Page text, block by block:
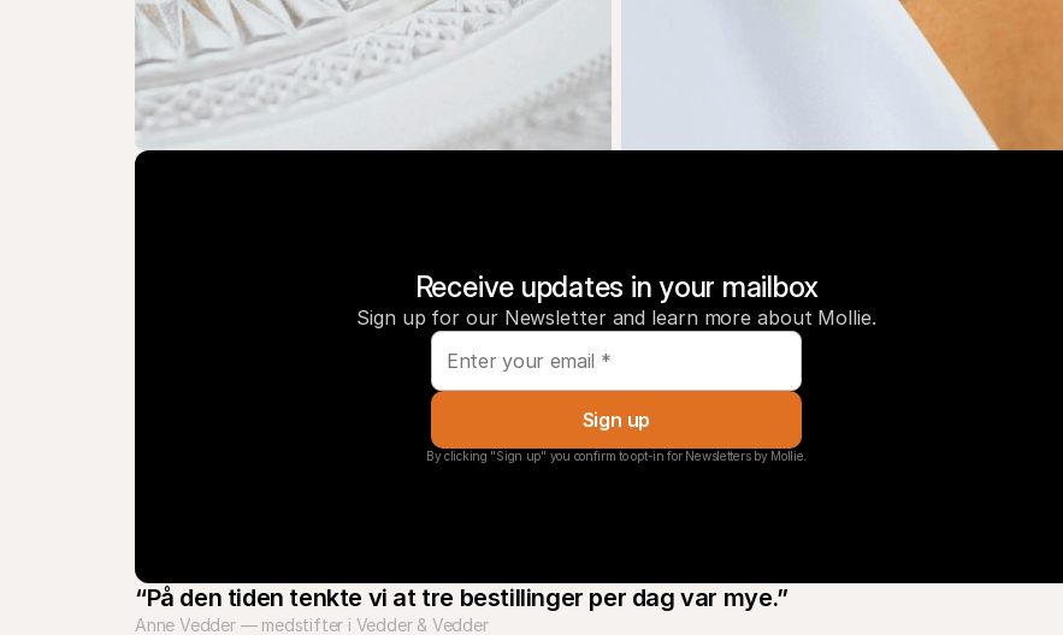
Receive updates in your mailbox
Sign up for our Newsletter and learn more about Mollie.
Sign up
By clicking "Sign up" you confirm to opt-in for Newsletters by Mollie.
“På den tiden tenkte vi at tre bestillinger per dag var mye.”
Anne Vedder — medstifter i Vedder & Vedder